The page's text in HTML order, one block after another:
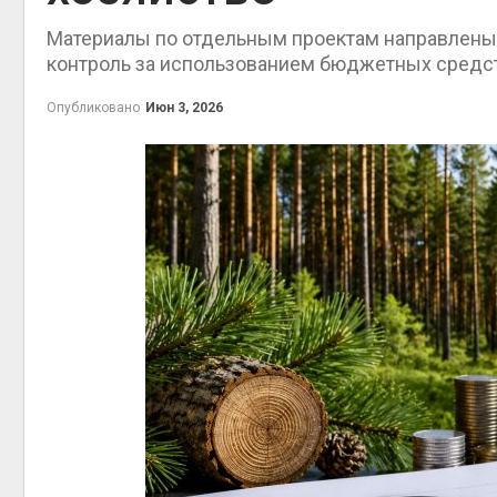
Материалы по отдельным проектам
контроль за использованием бюджетных
Опубликовано Июн 3, 2026
Авг 6,
Авг 6,